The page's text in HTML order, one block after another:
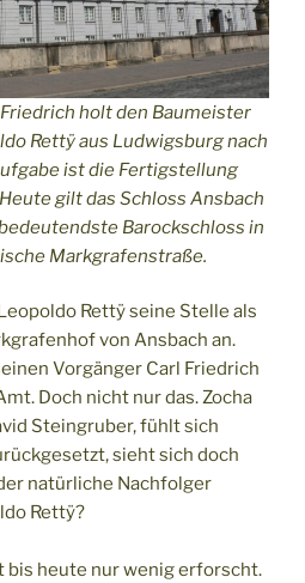
holt den Baumeister
Rettÿ aus Ludwigsburg nach
ist die Fertigstellung
gilt das Schloss Ansbach
Barockschloss in
Markgrafenstraße.
Rettÿ seine Stelle als
von Ansbach an.
Vorgänger Carl Friedrich
Doch nicht nur das. Zocha
Steingruber, fühlt sich
sieht sich doch
natürliche Nachfolger
Rettÿ?
bis heute nur wenig erforscht.